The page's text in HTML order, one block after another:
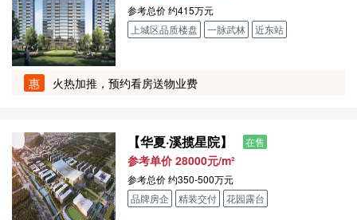
参考总价约415万元
上城区品质楼盘
一脉武林 近东站
惠 火热加推，预约看房送物业费
【华夏·溪揽星院】 在售
参考单价 28000元/m²
参考总价约350-500万元
品牌房企
精装交付 花园露台